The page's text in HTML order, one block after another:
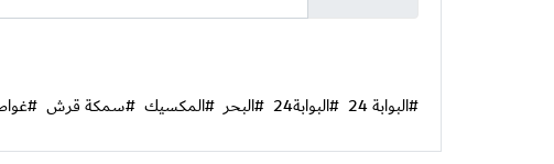
#البوابة 24 #البوابة24 #البحر #المكسيك #سمكة قرش